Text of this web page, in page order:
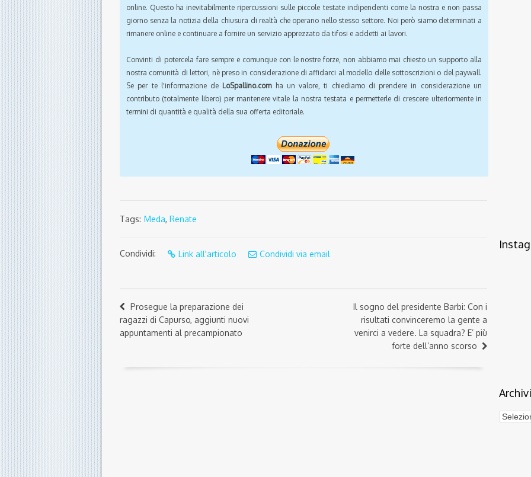
online. Questo ha inevitabilmente ripercussioni sulle piccole testate indipendenti come la nostra e non passa
giorno senza la notizia della chiusura di realtà che operano nello stesso settore. Noi però siamo determinati a
rimanere online e continuare a fornire un servizio apprezzato da tifosi e addetti ai lavori.
Convinti di potercela fare sempre e comunque con le nostre forze, non abbiamo mai chiesto un supporto alla
nostra comunità di lettori, nè preso in considerazione di affidarci al modello delle sottoscrizioni o del paywall.
Se per te l'informazione de LoSpallino.comha un valore, ti chiediamo di prendere in considerazione un
contributo (totalmente libero) per mantenere vitale la nostra testata e permetterle di crescere ulteriormente in
termini di quantità e qualità della sua offerta editoriale.
Tags: Meda, Renate
Condividi: Link all'articolo Condividi via email
Prosegue la preparazione dei
ragazzi di Capurso, aggiunti nuovi
appuntamenti al precampionato
Il sogno del presidente Barbi: Con i
risultati convinceremo la gente a
venirci a vedere. La squadra? E’ più
forte dell’anno scorso
Archivi
Archivi